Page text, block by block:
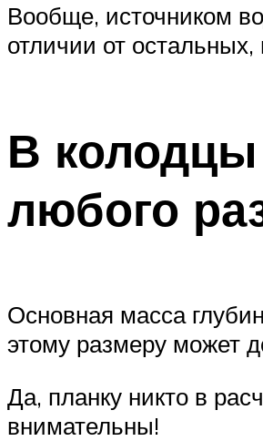
Вообще, источником
отличии от
В
любого
Основная масса
этому размеру может
Да, планку никто в
внимательны!